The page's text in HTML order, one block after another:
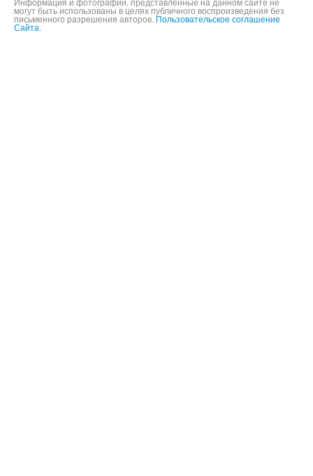
Информация и фотографии, представленные на данном сайте не
могут быть использованы в целях публичного воспроизведения без